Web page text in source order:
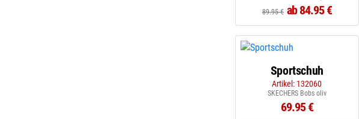
89.95 € ab 84.95 €
Sportschuh
Artikel: 132060
SKECHERS Bobs oliv
69.95 €